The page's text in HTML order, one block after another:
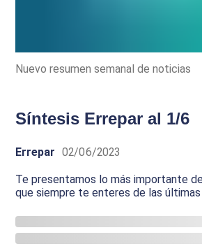
Nuevo resumen semanal de noticias
Síntesis Errepar al 1/6
Errepar 02/06/2023
Te presentamos lo más importante
que siempre te enteres de las